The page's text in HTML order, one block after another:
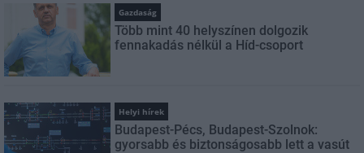
Gazdaság
Több mint 40 helyszínen dolgozik
fennakadás nélkül a Híd-csoport
Helyi hírek
Budapest-Pécs, Budapest-Szolnok:
gyorsabb és biztonságosabb lett a vasút